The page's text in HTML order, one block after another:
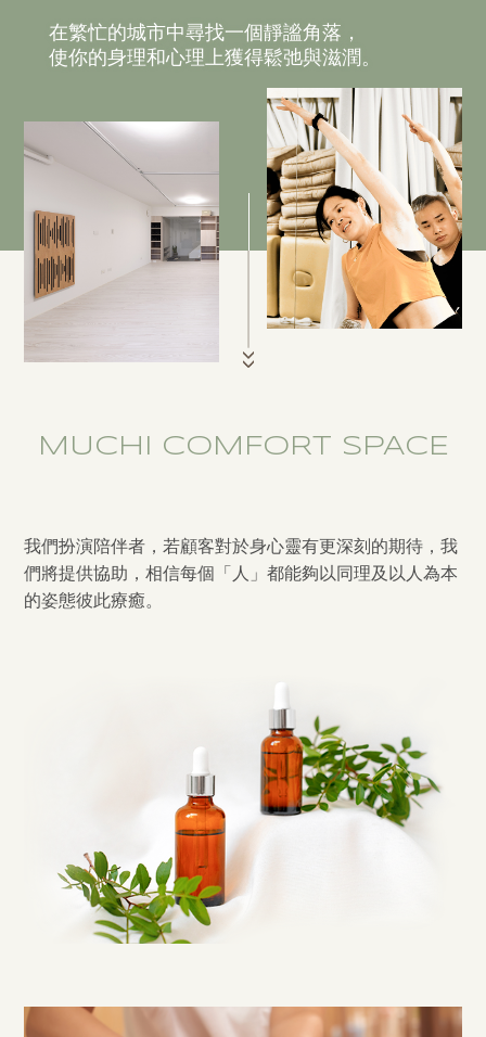
在繁忙的城市中尋找一個靜謐角落，
使你的身理和心理上獲得鬆弛與滋潤。
MUCHI COMFORT SPACE
我們扮演陪伴者，若顧客對於身心靈有更深刻的期待，我
們將提供協助，相信每個「人」都能夠以同理及以人為本
的姿態彼此療癒。